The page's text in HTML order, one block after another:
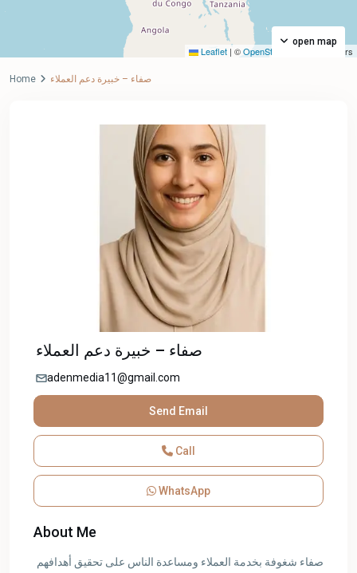
Leaflet | ©OpenStreetMap contributors
open map
Home صفاء – خبيرة دعم العملاء
صفاء – خبيرة دعم العملاء
adenmedia11@gmail.com
Send Email
Call
WhatsApp
About Me